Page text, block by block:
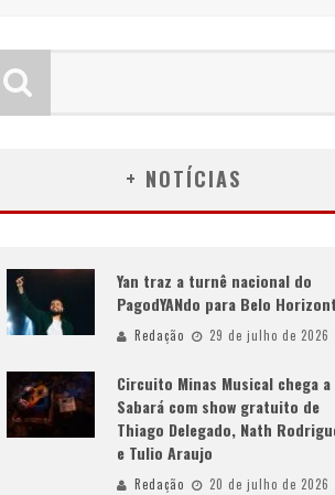
+ NOTÍCIAS
Yan traz a turnê nacional do
PagodYANdo para Belo
Redação 29 de julho de 2026
Circuito Minas Musical chega a
Sabará com show gratuito de
Thiago Delegado, Nath
e Tulio Araujo
Redação 20 de julho de 2026